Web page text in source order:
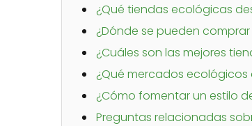
¿Qué tiendas ecológicas
¿Dónde se pueden
¿Cuáles son las mejores
¿Qué mercados ecológicos
¿Cómo fomentar un estilo
Preguntas relacionadas